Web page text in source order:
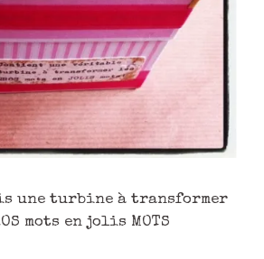
une turbine à transformer
mots en jolis MOTS